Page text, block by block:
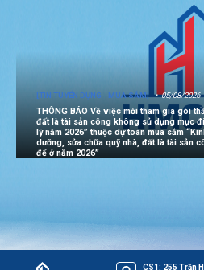
[TIN TUYỂN DỤNG - MUA SẮM] 05/08/2026
THÔNG BÁO Về việc mời tham gia gói
đất là tài sản công không sử dụng mục
lý năm 2026” thuộc dự toán mua sắm
dưỡng, sửa chữa quỹ nhà, đất là tài sản
để ở năm 2026”
CS1: 255 Trần